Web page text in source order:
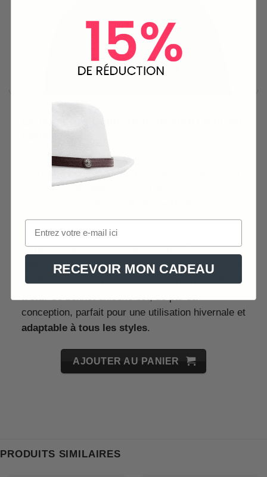
Conçu pour braver les rigueurs de l’hiver, ce
bonnet noir en laine offre une double épaisseur en
matériaux sélectionnés : l’acrylique et le
élasticité pour un ajustement parfait à toutes les
têtes. L’emblème en forme d’étoile, discret mais
replié ajoute une épaisseur supplémentaire sur les
oreilles, pour uneprotection maximale contre le
froid. Ce bonnet unisexe est, de par sa
conception, parfait pour une utilisation hivernale et
adaptable à tous les styles.
AJOUTER AU PANIER
PRODUITS SIMILAIRES
RECEVOIR MON CADEAU